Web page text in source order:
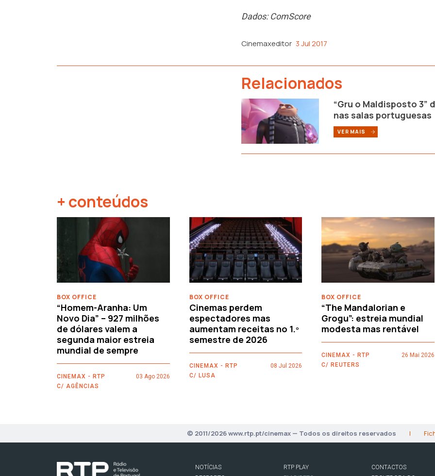
Dados: ComScore
Cinemaxeditor 3 Jul 2017
Relacionados
“Gru o Maldisposto 3”
nas salas portuguesas
VER MAIS
+ conteúdos
BOX OFFICE
“Homem-Aranha: Um
Novo Dia” – 927 milhões
de dólares valem a
segunda maior estreia
mundial de sempre
CINEMAX - RTP
C/ AGÊNCIAS
03 Ago 2026
BOX OFFICE
Cinemas perdem
espectadores mas
aumentam receitas no 1.º
semestre de 2026
CINEMAX - RTP
C/ LUSA
08 Jul 2026
BOX OFFICE
“The Mandalorian e
Grogu”: estreia mundial
modesta mas rentável
CINEMAX - RTP
C/ REUTERS
26 Mai 2026
© 2011/2026 www.rtp.pt/cinemax — Todos os direitos reservados |
NOTÍCIAS
RTP PLAY
CONTACTOS